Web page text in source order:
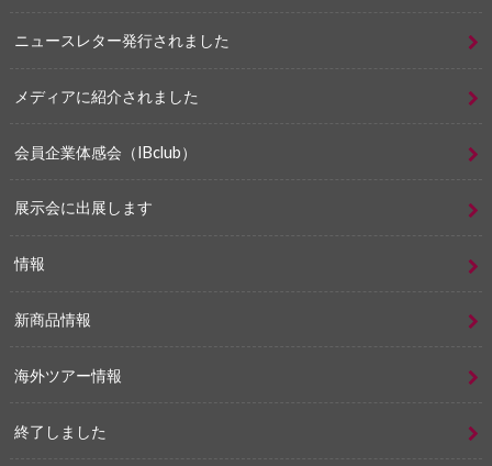
ニュースレター発行されました
メディアに紹介されました
会員企業体感会（IBclub）
展示会に出展します
情報
新商品情報
海外ツアー情報
終了しました